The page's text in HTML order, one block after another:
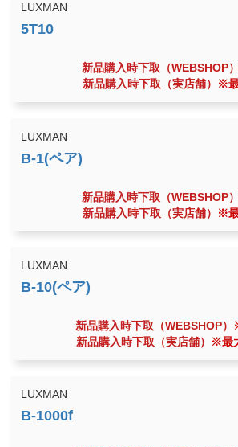
LUXMAN
新品購入時下取（WEBSHOP）
新品購入時下取（実店舗）
※
LUXMAN
新品購入時下取（WEBSHOP）
新品購入時下取（実店舗）
※
LUXMAN
新品購入時下取（WEBSHOP）
新品購入時下取（実店舗）
※最
LUXMAN